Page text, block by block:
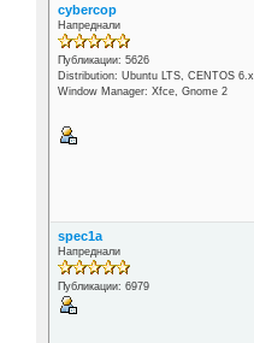
cybercop
Напреднали
Публикации: 5626
Distribution: Ubuntu LTS, CENTOS 6.x
Window Manager: Xfce, Gnome 2
spec1a
Напреднали
Публикации: 6979